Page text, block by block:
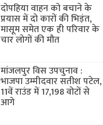
दोपहिया वाहन को बचाने के
प्रयास में दो कारों की भिड़ंत,
मासूम समेत एक ही परिवार के
चार लोगों की मौत
मांजलपुर विस उपचुनाव :
भाजपा उम्मीदवार सतीश पटेल,
11वें राउंड में 17,198 वोटों से
आगे